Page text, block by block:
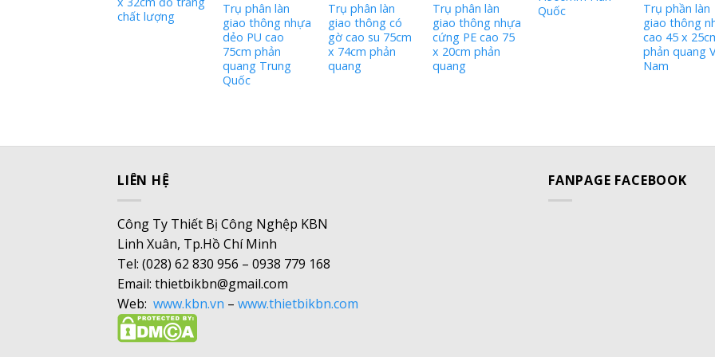
chất lượng
Trụ phân làn
giao thông nhựa
dẻo PU cao
75cm phản
quang Trung
Quốc
Trụ phân làn
giao thông có
gờ cao su 75cm
x 74cm phản
quang
Trụ phân làn
giao thông nhựa
cứng PE cao 75
x 20cm phản
quang
Quốc
Trụ phần làn
giao thông
cao 45 x
phản quang
Nam
LIÊN HỆ
Công Ty Thiết Bị Công Nghệp KBN
Linh Xuân, Tp.Hồ Chí Minh
Tel: (028) 62 830 956 – 0938 779 168
Email: thietbikbn@gmail.com
Web: www.kbn.vn – www.thietbikbn.com
FANPAGE FACEBOOK